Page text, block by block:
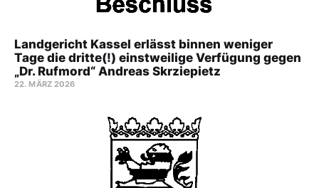
Landgericht Kassel erlässt binnen weniger
Tage die dritte(!) einstweilige Verfügung gegen
„Dr. Rufmord“ Andreas Skrziepietz
22. MÄRZ 2026